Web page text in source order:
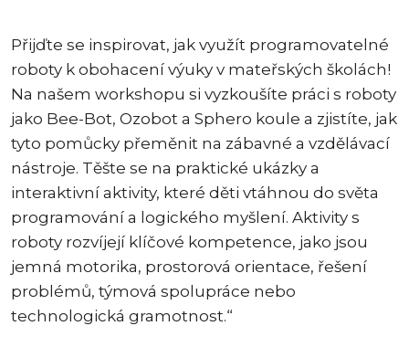
Přijďte se inspirovat, jak využít programovatelné
roboty k obohacení výuky v mateřských školách!
Na našem workshopu si vyzkoušíte práci s roboty
jako Bee-Bot, Ozobot a Sphero koule a zjistíte, jak
tyto pomůcky přeměnit na zábavné a vzdělávací
nástroje. Těšte se na praktické ukázky a
interaktivní aktivity, které děti vtáhnou do světa
programování a logického myšlení. Aktivity s
roboty rozvíjejí klíčové kompetence, jako jsou
jemná motorika, prostorová orientace, řešení
problémů, týmová spolupráce nebo
technologická gramotnost.“